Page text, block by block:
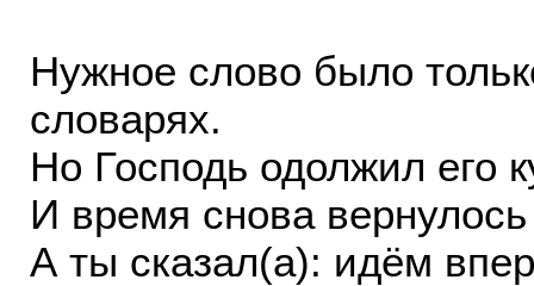
Нужное слово было
словарях.
Но Господь одолжил его
И время снова
А ты сказал(а): идём